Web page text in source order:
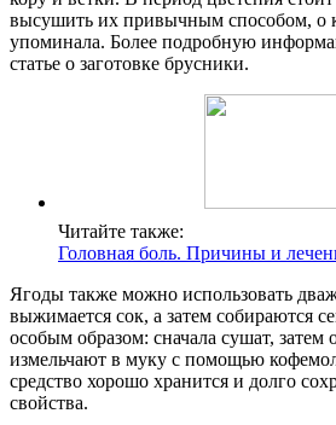
высушить их привычным способом, о
упоминала. Более подробную
статье о заготовке брусники.
Читайте также:
Головная боль. Причины и
Ягоды также можно использовать
выжимается сок, а затем собираются
особым образом: сначала сушат, затем
измельчают в муку с помощью
средство хорошо хранится и долго
свойства.